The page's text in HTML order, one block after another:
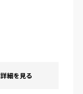
詳細を見る